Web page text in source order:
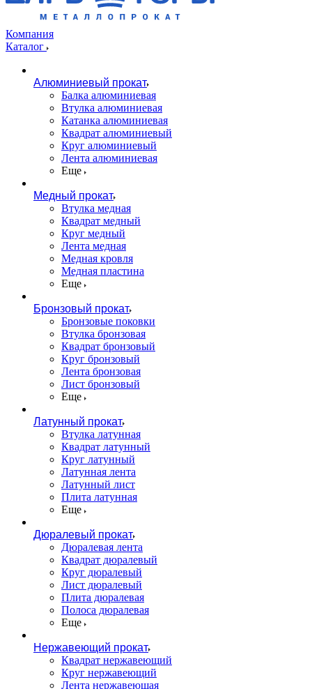
Компания
Каталог
Алюминиевый прокат
Балка алюминиевая
Втулка алюминиевая
Катанка алюминиевая
Квадрат алюминиевый
Круг алюминиевый
Лента алюминиевая
Еще
Медный прокат
Втулка медная
Квадрат медный
Круг медный
Лента медная
Медная кровля
Медная пластина
Еще
Бронзовый прокат
Бронзовые поковки
Втулка бронзовая
Квадрат бронзовый
Круг бронзовый
Лента бронзовая
Лист бронзовый
Еще
Латунный прокат
Втулка латунная
Квадрат латунный
Круг латунный
Латунная лента
Латунный лист
Плита латунная
Еще
Дюралевый прокат
Дюралевая лента
Квадрат дюралевый
Круг дюралевый
Лист дюралевый
Плита дюралевая
Полоса дюралевая
Еще
Нержавеющий прокат
Квадрат нержавеющий
Круг нержавеющий
Лента нержавеющая